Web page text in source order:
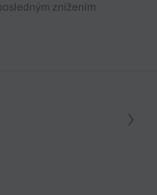
znížením